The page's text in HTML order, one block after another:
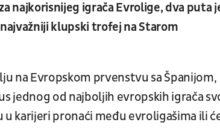
najkorisnijeg igrača Evrolige, dva puta
klupski trofej na Starom
na Evropskom prvenstvu sa Španijom,
jednog od najboljih evropskih igrača
u karijeri pronaći među evroligašima ili